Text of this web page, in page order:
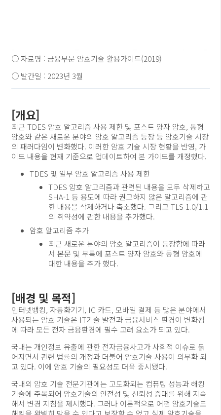
○ 자료명 : 금융부문 암호기술 활용가이드(2019)
○ 발간일 : 2023년 3월
[개요]
최근 TDES 암호 알고리즘 사용 제한 및 포스트 양자 암호, 동형
암호와 같은 새로운 분야의 암호 알고리즘 등장 등 암호기술 시장
의 패러다임이 변화했다. 이러한 암호 기술 시장 현황을 반영, 가
이드 내용을 현재 기준으로 업데이트하여 본 가이드를 개정했다.
TDES 및 일부 암호 알고리즘 사용 제한
TDES 암호 알고리즘과 관련된 내용을 모두 삭제하고
SHA-1 등 용도에 따라 권고하지 않은 알고리즘에 관
한 내용을 삭제하거나 축소했다. 그리고 TLS 1.0/1.1
의 취약성에 관한 내용을 추가했다.
암호 알고리즘 추가
최근 새로운 분야의 암호 알고리즘이 등장함에 따라
서 본문 및 부록에 포스트 양자 암호와 동형 암호에
대한 내용을 추가 했다.
[배경 및 목적]
인터넷뱅킹, 자동화기기, IC 카드, 모바일 결제 등 많은 분야에서
사용되는 암호 기술은 IT기술 발전과 금융서비스 환경이 변화됨
에 따라 모든 전자 금융환경에 필수 고려 요소가 되고 있다.
국내는 개인정보 유출에 관한 전자금융사고가 사회적 이슈로 붉
어지면서 관련 법률의 개정과 더불어 암호기술 사용이 의무화 되
고 있다. 이에 암호 기술의 필요성도 더욱 중시됐다.
국내외 암호 기술 전문기관에는 고도화되는 컴퓨팅 성능과 해킹
기술에 주목되어 암호기술의 안전성 및 신뢰성 증대를 위해 지속
해서 변경 지침을 제시했다. 그러나 이론적으로 어떤 암호기술도